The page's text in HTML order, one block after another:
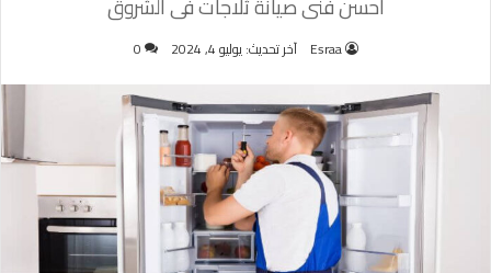
Esraa آخر تحديث: يوليو 4, 2024 0